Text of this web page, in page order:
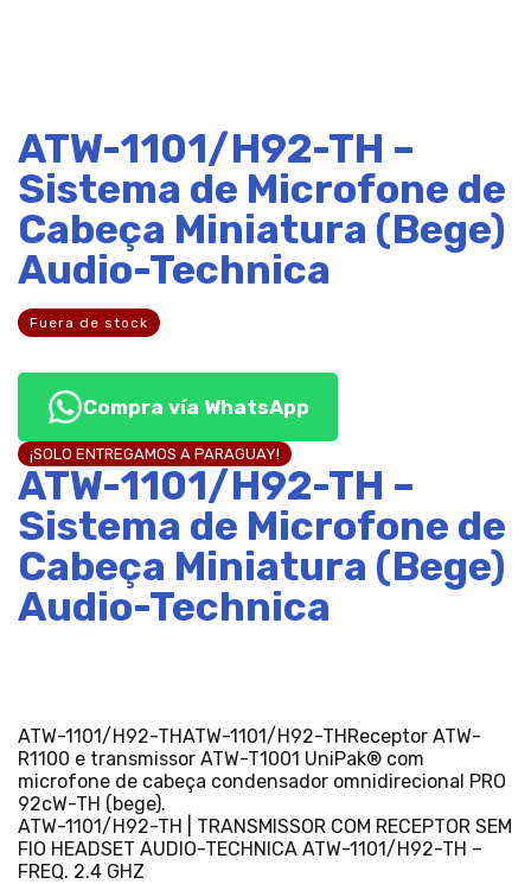
ATW-1101/H92-TH –
Sistema de Microfone de
Cabeça Miniatura (Bege)
Audio-Technica
Fuera de stock
Compra vía WhatsApp
¡SOLO ENTREGAMOS A PARAGUAY!
ATW-1101/H92-TH –
Sistema de Microfone de
Cabeça Miniatura (Bege)
Audio-Technica
ATW-1101/H92-THATW-1101/H92-THReceptor ATW-
R1100 e transmissor ATW-T1001 UniPak® com
microfone de cabeça condensador omnidirecional PRO
92cW-TH (bege).
ATW-1101/H92-TH | TRANSMISSOR COM RECEPTOR SEM
FIO HEADSET AUDIO-TECHNICA ATW-1101/H92-TH –
FREQ. 2.4 GHZ